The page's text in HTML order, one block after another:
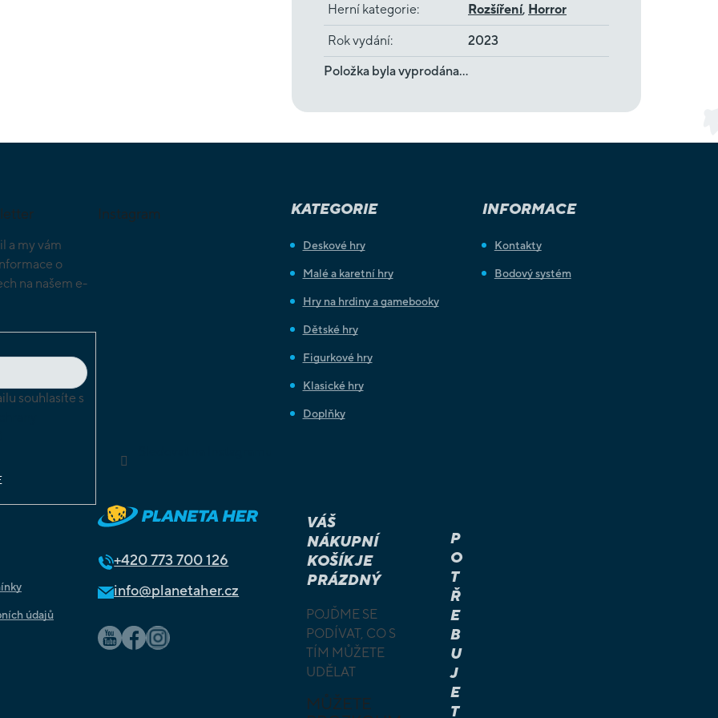
Herní kategorie: Rozšíření, Horror
Rok vydání:
2023
Položka byla vyprodána…
a my vám
o
na našem e-
souhlasíte s
Instagram KATEGORIE
Deskové hry
Malé a karetní hry
Hry na hrdiny a gamebooky
Dětské hry
Figurkové hry
Klasické hry
Doplňky
INFORMACE
Kontakty
Bodový systém
údajů
+420773 700 126
info@planetaher.cz
VÁŠ
NÁKUPNÍ
KOŠÍK JE
PRÁZDNÝ
POJĎME SE
PODÍVAT, CO S
TÍM MŮŽETE
UDĚLAT
MŮŽETE
P
O
T
Ř
E
B
U
J
E
T